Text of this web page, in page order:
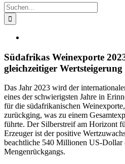
Suche
nach:
Bild
Südafrikas Weinexporte
gleichzeitiger Wertsteigerung
Das Jahr 2023 wird der
eines der schwierigsten Jahre in
für die südafrikanischen
zurückging, was zu einem
führte. Der Silberstreif am Horizont
Erzeuger ist der positive
beachtliche 540 Millionen US-
Mengenrückgangs.